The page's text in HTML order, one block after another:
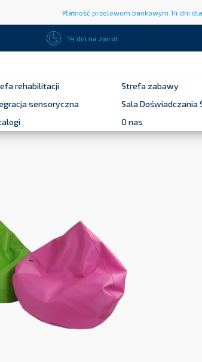
Płatność przelewem bankowym 14 dni
14 dni na zwrot
rehabilitacji
Strefa zabawy
sensoryczna
Sala Doświadczania
O nas